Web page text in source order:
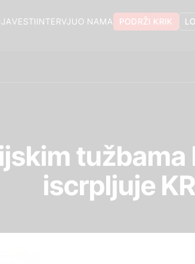
PODRŽI KRIK
O NAMA
INTERVJU
VESTI
iscrpljuje